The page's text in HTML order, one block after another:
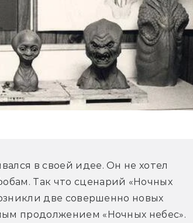
в своей идее. Он не хотел
Так что сценарий «Ночных
две совершенно новых
продолжением «Ночных небес».